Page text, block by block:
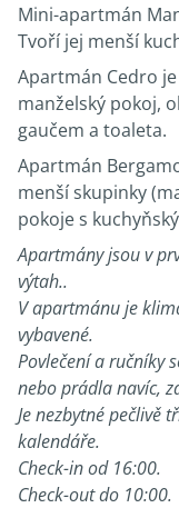
Mini-apartmán
Tvoří jej menší
Apartmán Cedro
manželský pokoj,
gaučem a toaleta.
Apartmán
menší skupinky
pokoje s
Apartmány jsou v
výtah..
V apartmánu je
vybavené.
Povlečení a ručníky
nebo prádla navíc,
Je nezbytné pečlivě
kalendáře.
Check-in od 16:00.
Check-out do 10:00.